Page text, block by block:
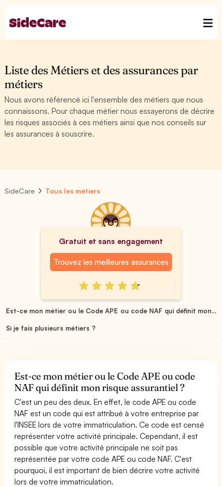
Liste des Métiers et des assurances par
métiers
Nous avons référencé ici l'ensemble des métiers que nous
connaissons. Pour chaque métier nous essayerons de décrire
les risques associés à ces métiers ainsi que nos conseils sur
les assurances à souscrire.
SideCare Tous les métiers
Gratuit et sans engagement
Trouvez les meilleures assurances
Est-ce mon métier ou le Code APE ou code NAF qui définit mon...
Si je fais plusieurs métiers ?
Est-ce mon métier ou le Code APE ou code
NAF qui définit mon risque assurantiel ?
C'est un peu des deux. En effet, le code APE ou code
NAF est un code qui est attribué à votre entreprise par
l'INSEE lors de votre immatriculation. Ce code est censé
représenter votre activité principale. Cependant, il est
possible que votre activité principale ne soit pas
représentée par votre code APE ou code NAF. C'est
pourquoi, il est important de bien décrire votre activité
lors de votre immatriculation.